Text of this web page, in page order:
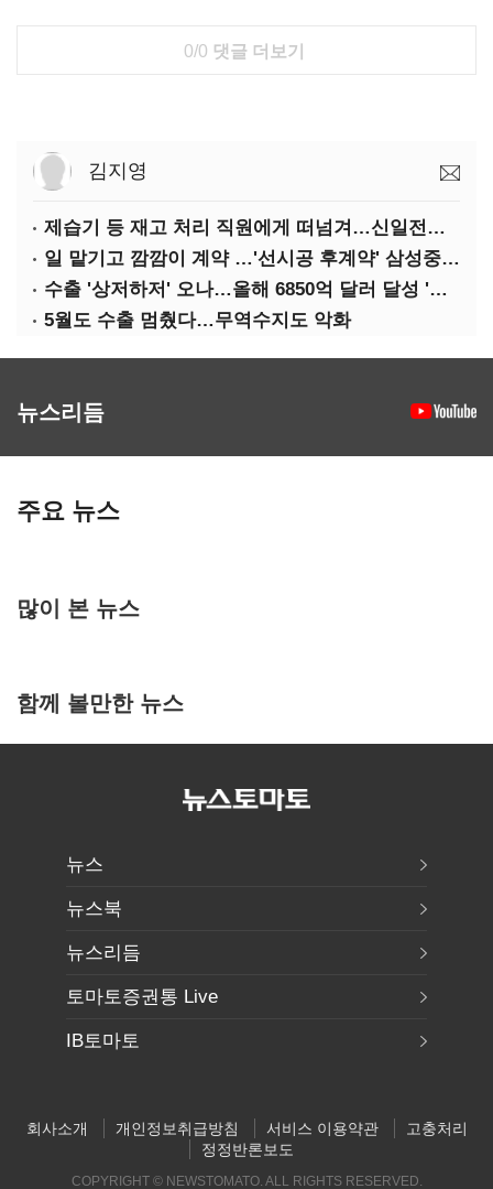
0/0 댓글 더보기
김지영
제습기 등 재고 처리 직원에게 떠넘겨…신일전자 '과징금 처벌'
일 맡기고 깜깜이 계약 …'선시공 후계약' 삼성중공업 덜미
수출 '상저하저' 오나…올해 6850억 달러 달성 '빨간불'
5월도 수출 멈췄다…무역수지도 악화
뉴스리듬
주요 뉴스
많이 본 뉴스
함께 볼만한 뉴스
뉴스
뉴스북
뉴스리듬
토마토증권통 Live
IB토마토
회사소개 개인정보취급방침 서비스 이용약관
고충처리
정정반론보도
COPYRIGHT © NEWSTOMATO. ALL RIGHTS RESERVED.